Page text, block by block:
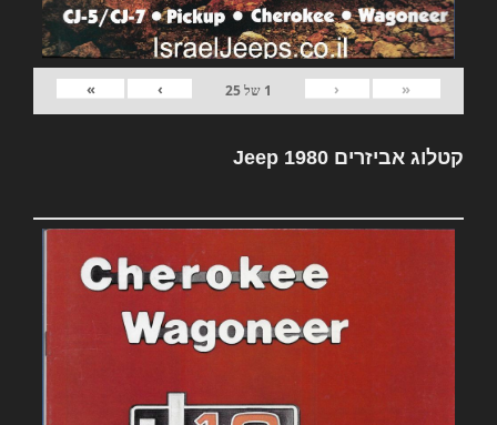
«
‹
1 של25
›
»
קטלוג אביזרים Jeep 1980